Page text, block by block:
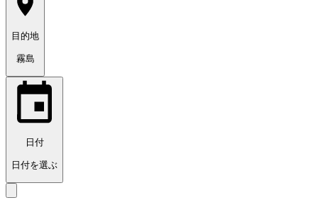
目的地
霧島
日付
日付を選ぶ